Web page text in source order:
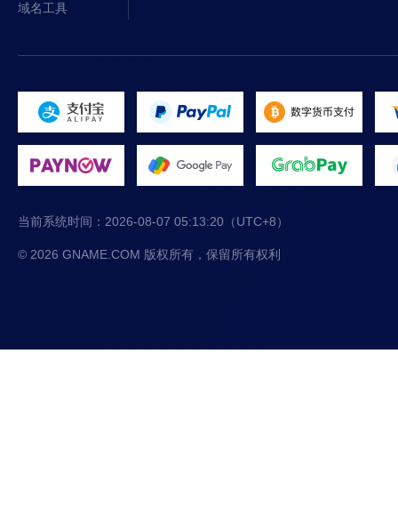
域名工具
当前系统时间： 2026-08-07 05:13:20 （UTC+8）
© 2026 GNAME.COM 版权所有，保留所有权利